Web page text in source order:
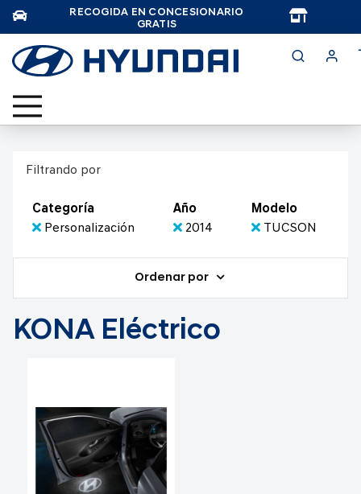
RECOGIDA EN CONCESIONARIO
GRATIS
Filtrando por
Categoría
Personalización
Año
2014
Modelo
TUCSON
Ordenar por
KONA Eléctrico